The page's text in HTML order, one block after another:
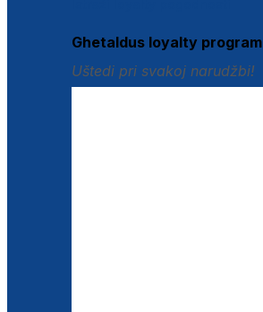
Ghetaldus loyalty program
Uštedi pri svakoj narudžbi!